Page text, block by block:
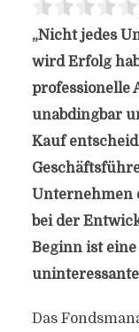
„Nicht jedes
wird Erfolg
professionelle
unabdingbar
Kauf
Unternehmen
bei der
Beginn ist
Das